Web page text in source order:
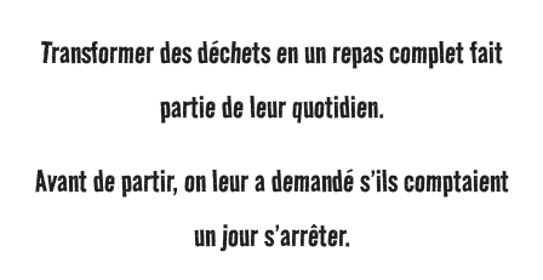
Transformer des déchets en un repas complet fait
partie de leur quotidien.
Avant de partir, on leur a demandé s’ils comptaient
un jour s’arrêter.